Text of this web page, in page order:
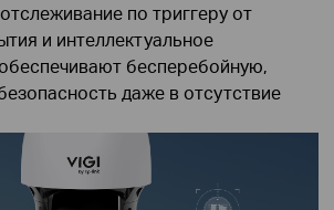
по триггеру от
и интеллектуальное
бесперебойную,
даже в отсутствие